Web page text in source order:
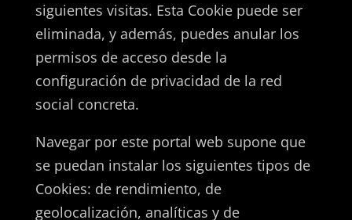
siguientes visitas. Esta Cookie puede ser
eliminada, y además, puedes anular los
permisos de acceso desde la
configuración de privacidad de la red
social concreta.
Navegar por este portal web supone que
se puedan instalar los siguientes tipos de
Cookies: de rendimiento, de
geolocalización, analíticas y de